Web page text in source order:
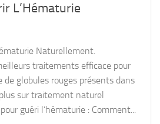
L’Hématurie
Naturellement.
traitements efficace pour
de globules rouges présents dans
sur traitement naturel
guéri l’hématurie : Comment...